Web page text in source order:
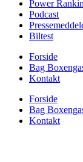
Power
Podcast
Biltest
Forside
Bag
Kontakt
Forside
Bag
Kontakt